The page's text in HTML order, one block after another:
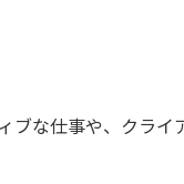
ブな仕事や、クライ